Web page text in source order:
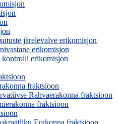
järelevalve erikomisjon
erikomisjon
kontrolli erikomisjon
fraktsioon
Rahvaerakonna fraktsioon
fraktsioon
Erakonna fraktsioon